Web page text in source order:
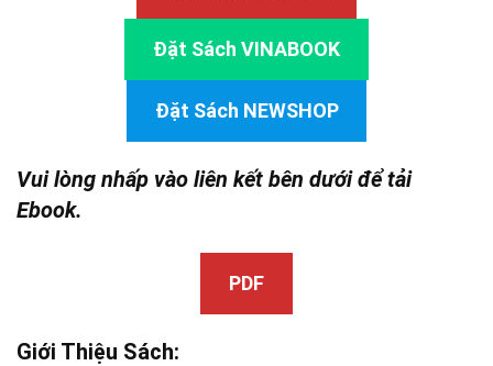
Đặt Sách VINABOOK
Đặt Sách NEWSHOP
Vui lòng nhấp vào liên kết bên dưới để tải
Ebook.
PDF
Giới Thiệu Sách: